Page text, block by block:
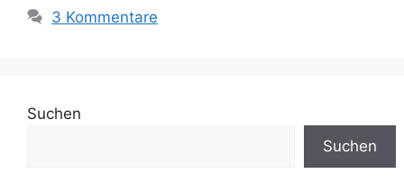
3 Kommentare
Suchen
Suchen